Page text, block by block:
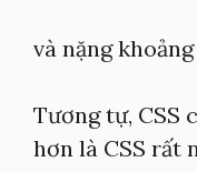
và nặng khoảng
Tương tự, CSS
hơn là CSS rất